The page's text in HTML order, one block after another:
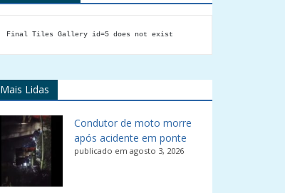
Final Tiles Gallery id=5 does not exist
Mais Lidas
Condutor de moto morre
após acidente em ponte
publicado em agosto 3, 2026